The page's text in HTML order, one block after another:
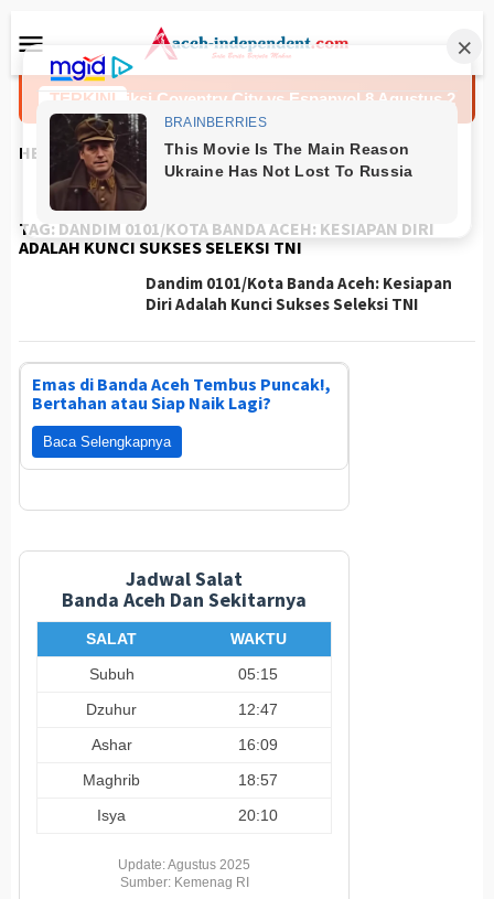
ke
kontenMobile
TERKINI
Prediksi Coventry City vs Espanyol 8 Agustus 2026
HEADLINES
TAG: DANDIM 0101/KOTA BANDA ACEH: KESIAPAN DIRI
ADALAH KUNCI SUKSES SELEKSI TNI
Dandim 0101/Kota Banda Aceh: Kesiapan
Diri Adalah Kunci Sukses Seleksi TNI
Emas di Banda Aceh Tembus Puncak!,
Bertahan atau Siap Naik Lagi?
Baca Selengkapnya
Jadwal Salat
Banda Aceh Dan Sekitarnya
SALAT
WAKTU
Subuh
05:15
Dzuhur
12:47
Ashar
16:09
Maghrib
18:57
Isya
20:10
Update: Agustus 2025
Sumber: Kemenag RI